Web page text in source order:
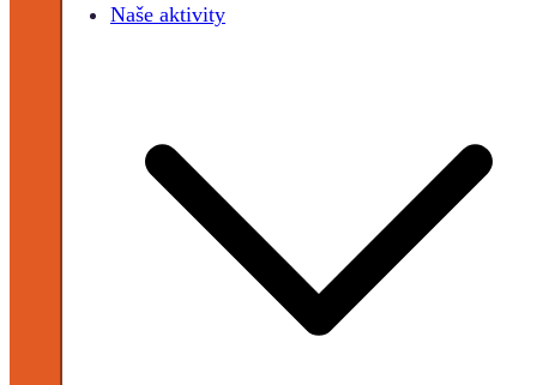
Naše aktivity